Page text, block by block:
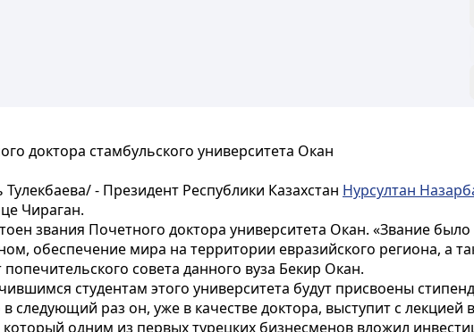
доктора стамбульского университета Окан
- Президент Республики Казахстан Нурсултан
Чираган.
звания Почетного доктора университета Окан. «Звание
обеспечение мира на территории евразийского региона, а
совета данного вуза Бекир Окан.
студентам этого университета будут присвоены
следующий раз он, уже в качестве доктора, выступит с лекцией
одним из первых турецких бизнесменов вложил